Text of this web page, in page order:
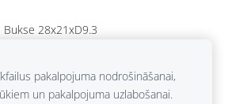
Bukse 28x21xD9.3
pakalpojuma nodrošināšanai,
un pakalpojuma uzlabošanai.